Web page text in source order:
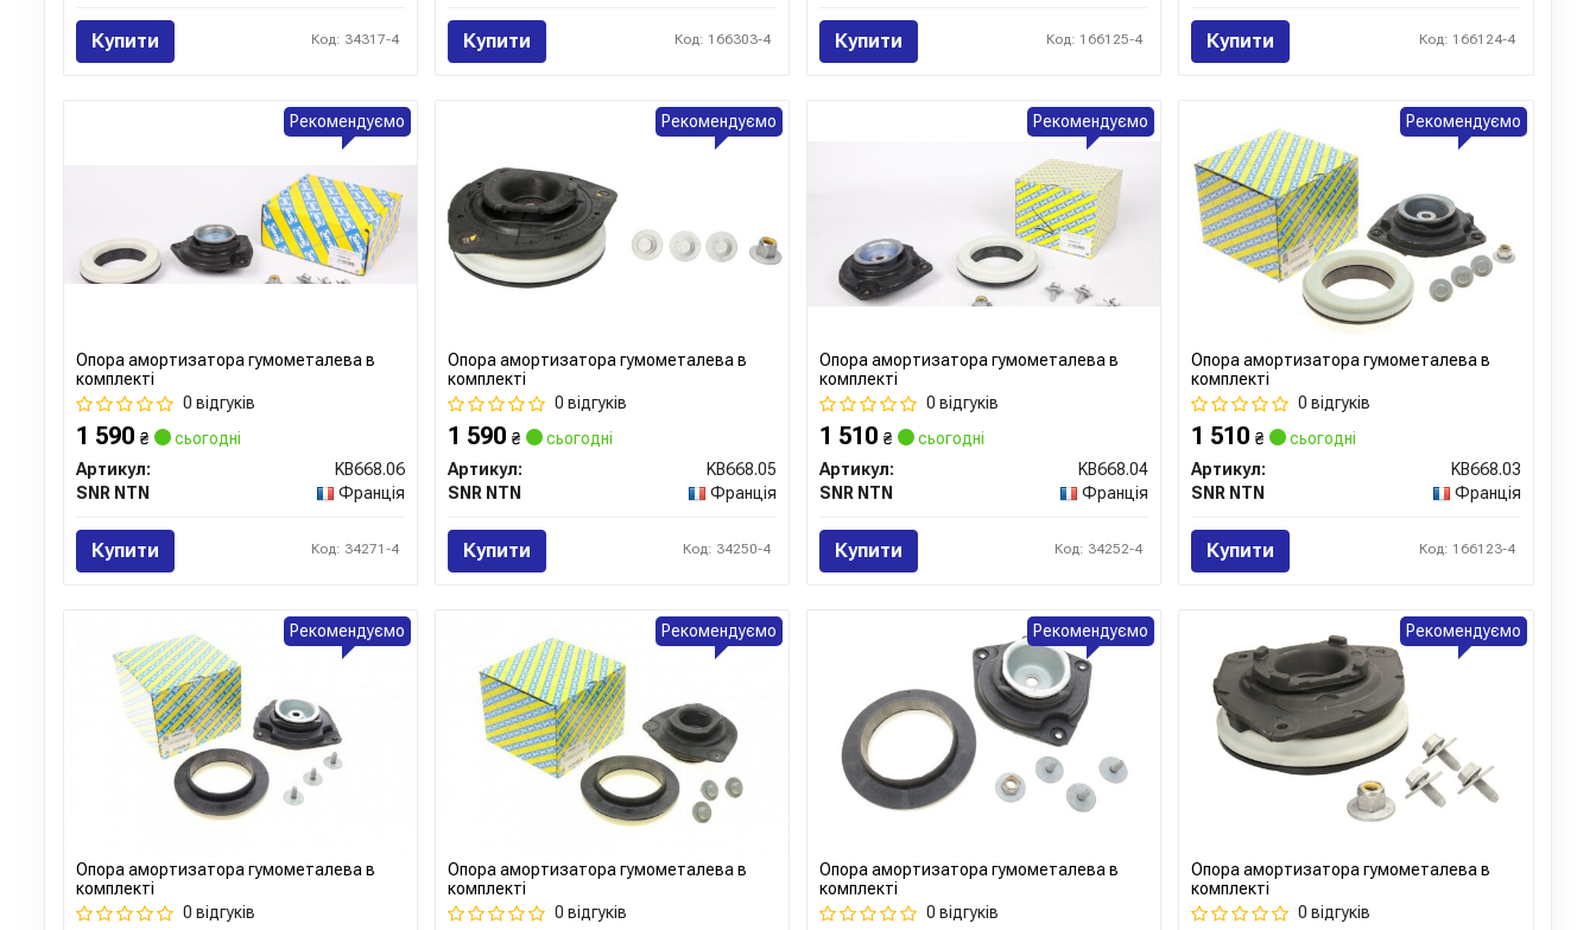
Купити Код: 34317-4 Купити Код: 166303-4 Купити Код: 166125-4 Купити Код: 166124-4
Опора амортизатора гумометалева в
комплекті
0 відгуків
1 590 ₴
сьогодні
Артикул:
KB668.06
SNR NTN
Франція
Купити Код: 34271-4
Рекомендуємо
Опора амортизатора гумометалева в
комплекті
0 відгуків
1 590 ₴
сьогодні
Артикул:
KB668.05
SNR NTN
Франція
Купити Код: 34250-4
Рекомендуємо
Опора амортизатора гумометалева в
комплекті
0 відгуків
1 510 ₴
сьогодні
Артикул:
KB668.04
SNR NTN
Франція
Купити Код: 34252-4
Рекомендуємо
Опора амортизатора гумометалева в
комплекті
0 відгуків
1 510₴
сьогодні
Артикул:
KB668.03
SNR NTN
Франція
Купити Код: 166123-4
Рекомендуємо
Опора амортизатора гумометалева в
комплекті
0 відгуків
Рекомендуємо
Опора амортизатора гумометалева в
комплекті
0 відгуків
Рекомендуємо
Опора амортизатора гумометалева в
комплекті
0 відгуків
Рекомендуємо
Опора амортизатора гумометалева в
комплекті
0 відгуків
Рекомендуємо